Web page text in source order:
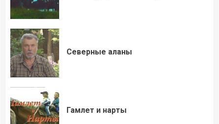
Северные аланы
Гамлет и нарты